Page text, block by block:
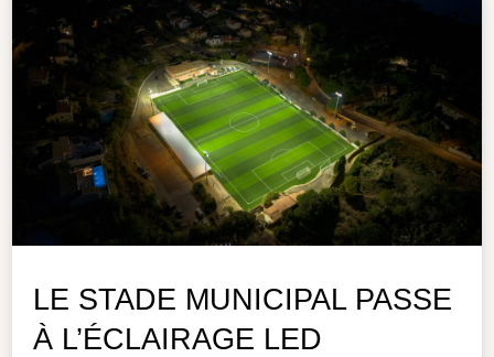
LE STADE MUNICIPAL PASSE
À L’ÉCLAIRAGE LED